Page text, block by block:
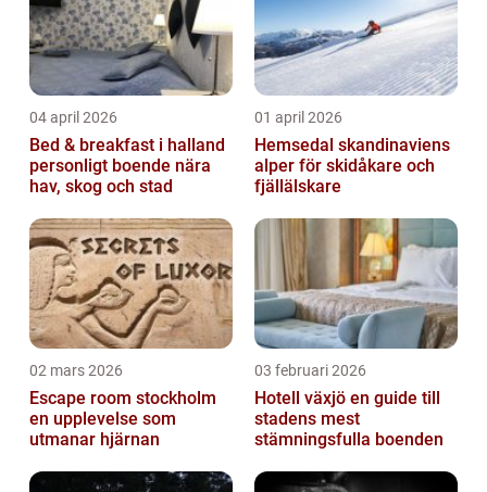
04 april 2026
Bed & breakfast i halland
personligt boende nära
hav, skog och stad
01 april 2026
Hemsedal skandinaviens
alper för skidåkare och
fjällälskare
02 mars 2026
Escape room stockholm
en upplevelse som
utmanar hjärnan
03 februari 2026
Hotell växjö en guide till
stadens mest
stämningsfulla boenden